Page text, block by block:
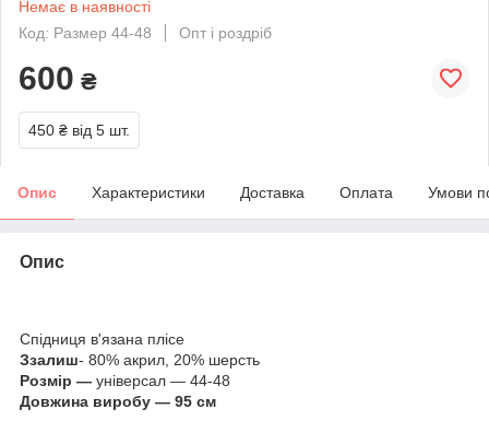
Немає в наявності
Код: Размер 44-48
Опт і роздріб
600 ₴
450 ₴ від 5 шт.
Опис Характеристики Доставка Оплата Умови
Опис
Спідниця в'язана плісе
Ззалиш- 80% акрил, 20% шерсть
Розмір — універсал — 44-48
Довжина виробу — 95 см